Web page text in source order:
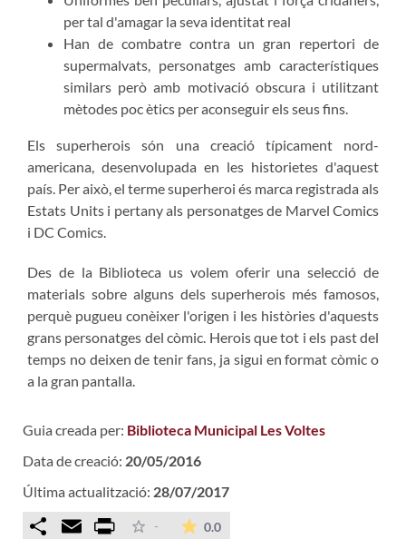
per tal d'amagar la seva identitat real
Han de combatre contra un gran repertori de
supermalvats, personatges amb característiques
similars però amb motivació obscura i utilitzant
mètodes poc ètics per aconseguir els seus fins.
Els superherois són una creació típicament nord-
americana, desenvolupada en les historietes d'aquest
país. Per això, el terme superheroi és marca registrada als
Estats Units i pertany als personatges de Marvel Comics
i DC Comics.
Des de la Biblioteca us volem oferir una selecció de
materials sobre alguns dels superherois més famosos,
perquè pugueu conèixer l'origen i les històries d'aquests
grans personatges del còmic. Herois que tot i els past del
temps no deixen de tenir fans, ja sigui en format còmic o
a la gran pantalla.
Guia creada per: Biblioteca Municipal Les Voltes
Data de creació: 20/05/2016
Última actualització: 28/07/2017
Comparteix
Email Print - 0.0La mitjana de les valoracions